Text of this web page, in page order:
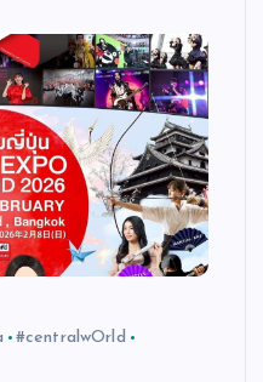
#centralwOrld